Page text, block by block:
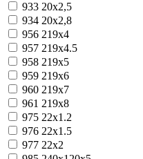
933 20х2,5
934 20х2,8
956 219х4
957 219х4.5
958 219х5
959 219х6
960 219х7
961 219х8
975 22х1.2
976 22х1.5
977 22х2